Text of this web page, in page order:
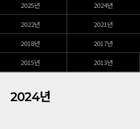
2025년 2024년
2022년 2021년
2018년 2017년
2015년 2013년
2024년